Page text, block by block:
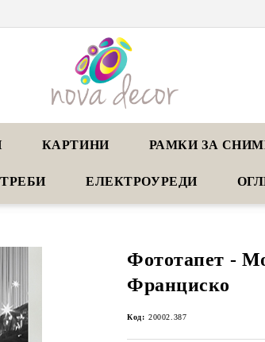
КАРТИНИ РАМКИ ЗА
ЕЛЕКТРОУРЕДИ
Фототапет -
Франциско
Код: 20002.387